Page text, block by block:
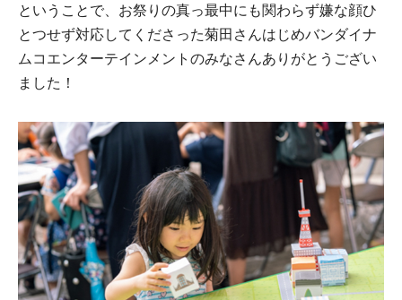
ということで、お祭りの真っ最中にも関わらず嫌な顔ひ
とつせず対応してくださった菊田さんはじめバンダイナ
ムコエンターテインメントのみなさんありがとうござい
ました！